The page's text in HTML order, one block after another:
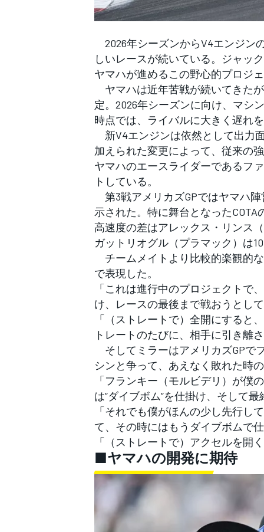
フォーミュラE
すべてのカテゴリー
2026年シーズンからV4エンジン
しいレースが続いている。ジャッ
ヤマハが進めるこの野心的プロジ
ヤマハは近年苦戦が続いてきた
定。2026年シーズンに向け、マシ
時点では、ライバルに大きく遅れ
新V4エンジンは依然として出力
加えられた変更によって、従来の
ヤマハのエースライダーであるフ
トしている。
第3戦アメリカズGPではヤマハ
示された。特に舞台となった
高速度の差はアレックス・リンス
ガットリオグル（プラマック）は
チームメイトより比較的楽観的
で表現した。
「これは進行中のプロジェクトで
け、レースの最後まで戦おうとし
「（ストレートで）全開にすると
トレートのたびに、相手に引き離
そしてミラーはアメリカズGPで
シンと争って、あえなく敗れた時
「フランキー（モルビデリ）が僕
は”ダイブボム”を仕掛け、そして
「それでも僕がほんの少し先行し
て、その時にはもうダイブボムで
「（ストレートで）アクセルを開
■ヤマハの開発に期待